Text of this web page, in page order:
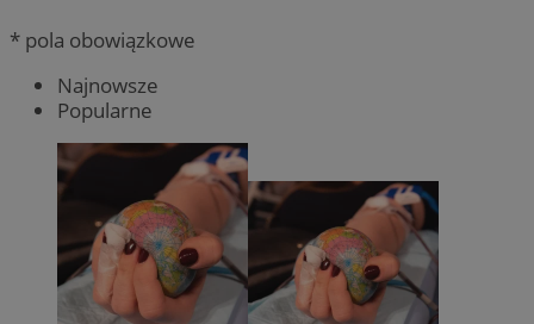
* pola obowiązkowe
Najnowsze
Popularne